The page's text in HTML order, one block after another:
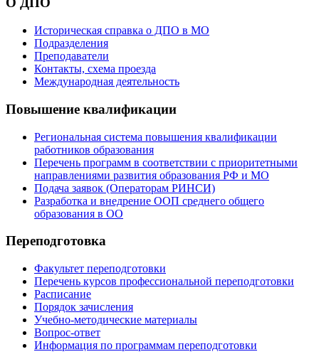
Историческая справка о ДПО в МО
Подразделения
Преподаватели
Контакты, схема проезда
Международная деятельность
Повышение квалификации
Региональная система повышения квалификации
работников образования
Перечень программ в соответствии с приоритетными
направлениями развития образования РФ и МО
Подача заявок (Операторам РИНСИ)
Разработка и внедрение ООП среднего общего
образования в ОО
Переподготовка
Факультет переподготовки
Перечень курсов профессиональной переподготовки
Расписание
Порядок зачисления
Учебно-методические материалы
Вопрос-ответ
Информация по программам переподготовки